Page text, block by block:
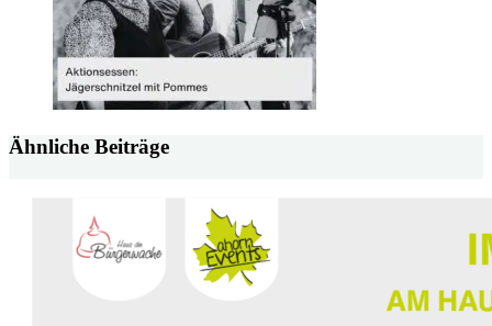
Ähnliche Beiträge